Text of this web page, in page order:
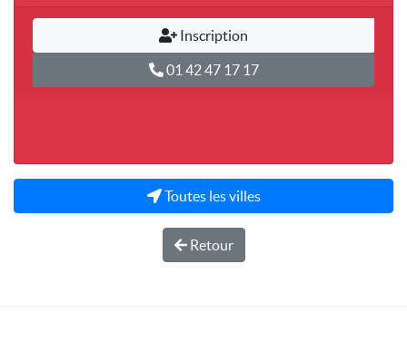
Inscription
01 42 47 17 17
Toutes les villes
Retour